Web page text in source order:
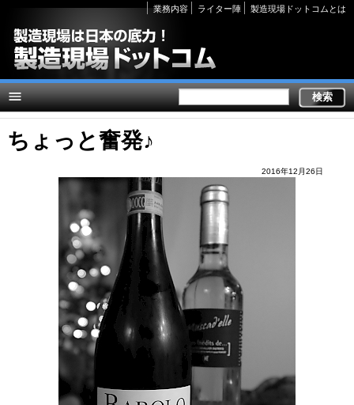
Secondary
links
業務内容 ライター陣 製造現場ドットコムとは
ちょっと奮発♪
2016年12月26日